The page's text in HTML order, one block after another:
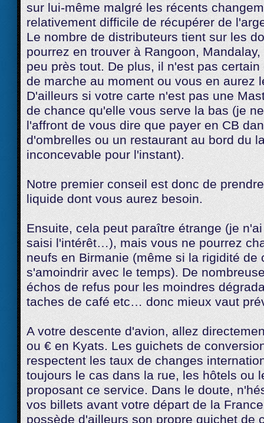
sur lui-même malgré les récents
relativement difficile de récupérer de
Le nombre de distributeurs tient sur les
pourrez en trouver à Rangoon,
peu près tout. De plus, il n'est pas
de marche au moment ou vous en aurez
D'ailleurs si votre carte n'est pas une
de chance qu'elle vous serve la bas (je
l'affront de vous dire que payer en CB
d'ombrelles ou un restaurant au bord du
inconcevable pour l'instant).
Notre premier conseil est donc de
liquide dont vous aurez besoin.
Ensuite, cela peut paraître étrange (je
saisi l'intérêt…), mais vous ne pourrez
neufs en Birmanie (même si la rigidité de
s'amoindrir avec le temps). De
échos de refus pour les moindres
taches de café etc… donc mieux vaut
A votre descente d'avion, allez
ou € en Kyats. Les guichets de
respectent les taux de changes
toujours le cas dans la rue, les hôtels ou
proposant ce service. Dans le doute,
vos billets avant votre départ de la
possède d'ailleurs son propre guichet de